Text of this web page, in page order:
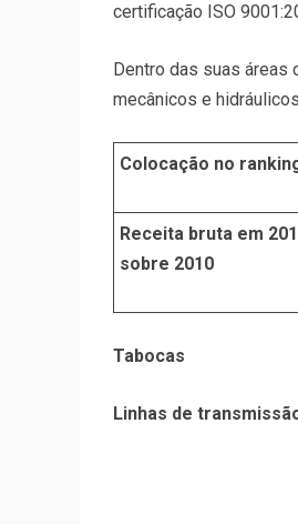
certificação ISO
Dentro das suas áreas
mecânicos e
Colocação no
Receita bruta em
sobre 2010
Tabocas
Linhas de